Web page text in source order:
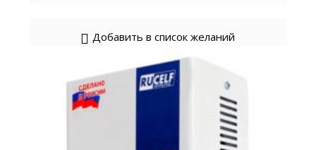
Добавить в список желаний